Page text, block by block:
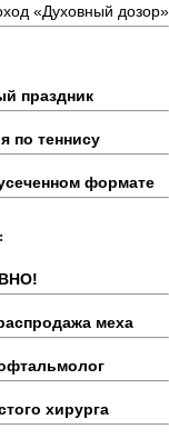
«Духовный дозор»
праздник
по теннису
формате
меха
хирурга